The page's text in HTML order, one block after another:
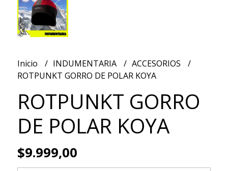
Inicio INDUMENTARIA
ACCESORIOS
ROTPUNKT GORRO DE POLAR KOYA
ROTPUNKT GORRO
DE POLAR KOYA
$9.999,00